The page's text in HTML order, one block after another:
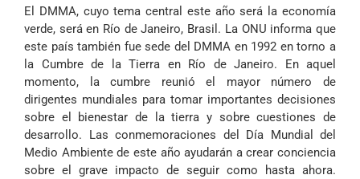
El DMMA, cuyo tema central este año será la economía
verde, será en Río de Janeiro, Brasil. La ONU informa que
este país también fue sede del DMMA en 1992 en torno a
la Cumbre de la Tierra en Río de Janeiro. En aquel
momento, la cumbre reunió el mayor número de
dirigentes mundiales para tomar importantes decisiones
sobre el bienestar de la tierra y sobre cuestiones de
desarrollo. Las conmemoraciones del Día Mundial del
Medio Ambiente de este año ayudarán a crear conciencia
sobre el grave impacto de seguir como hasta ahora.